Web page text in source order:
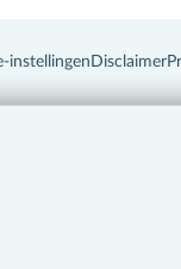
instellingen Disclaimer